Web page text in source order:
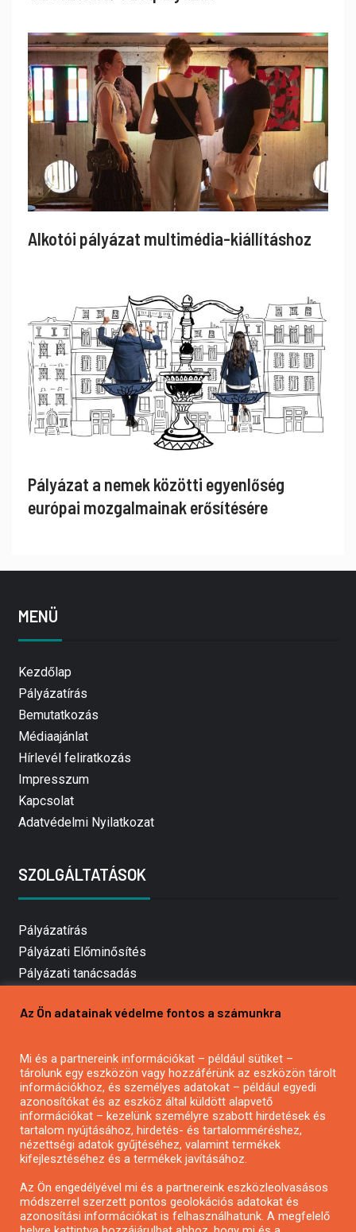
Alkotói pályázat multimédia-kiállításhoz
Pályázat a nemek közötti egyenlőség
európai mozgalmainak erősítésére
MENÜ
Kezdőlap
Pályázatírás
Bemutatkozás
Médiaajánlat
Hírlevél feliratkozás
Impresszum
Kapcsolat
Adatvédelmi Nyilatkozat
SZOLGÁLTATÁSOK
Pályázatírás
Pályázati Előminősítés
Pályázati tanácsadás
Mezőgazdasági pályázatírás
Pályázatírás civil szervezeteknek
Pályázatírás önkormányzatoknak
Pályázatfigyelés
Specifikus pályázatfigyelés vagy hírlevél
Az Ön adatainak védelme fontos a számunkra
Mi és a partnereink információkat – például sütiket –
tárolunk egy eszközön vagy hozzáférünk az eszközön tárolt
információkhoz, és személyes adatokat – például egyedi
azonosítókat és az eszköz által küldött alapvető
információkat – kezelünk személyre szabott hirdetések és
tartalom nyújtásához, hirdetés- és tartalomméréshez,
nézettségi adatok gyűjtéséhez, valamint termékek
kifejlesztéséhez és a termékek javításához.
Az Ön engedélyével mi és a partnereink eszközleolvasásos
módszerrel szerzett pontos geolokációs adatokat és
azonosítási információkat is felhasználhatunk. A megfelelő